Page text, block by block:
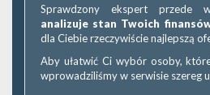
Sprawdzony ekspert przede
analizuje stan Twoich
dla Ciebie rzeczywiście najlepszą
Aby ułatwić Ci wybór osoby,
wprowadziliśmy w serwisie szereg